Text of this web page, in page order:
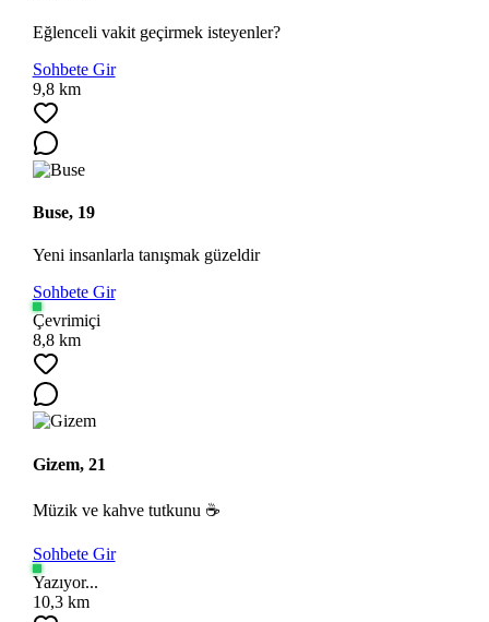
Eğlenceli vakit geçirmek isteyenler?
Sohbete Gir
9,8 km
Buse, 19
Yeni insanlarla tanışmak güzeldir
Sohbete Gir
Çevrimiçi
8,8 km
Gizem, 21
Müzik ve kahve tutkunu ☕
Sohbete Gir
Yazıyor...
10,3 km